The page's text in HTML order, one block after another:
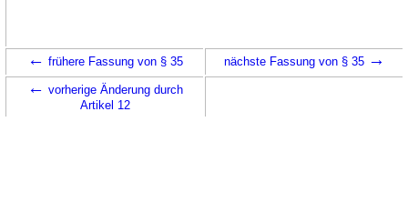
← frühere Fassung von § 35 nächste Fassung von § 35 →
← vorherige Änderung durch
Artikel 12